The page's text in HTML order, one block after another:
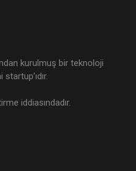
kurulmuş bir teknoloji
iddiasındadır.